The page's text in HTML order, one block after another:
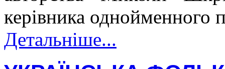
керівника однойменного
Детальніше...